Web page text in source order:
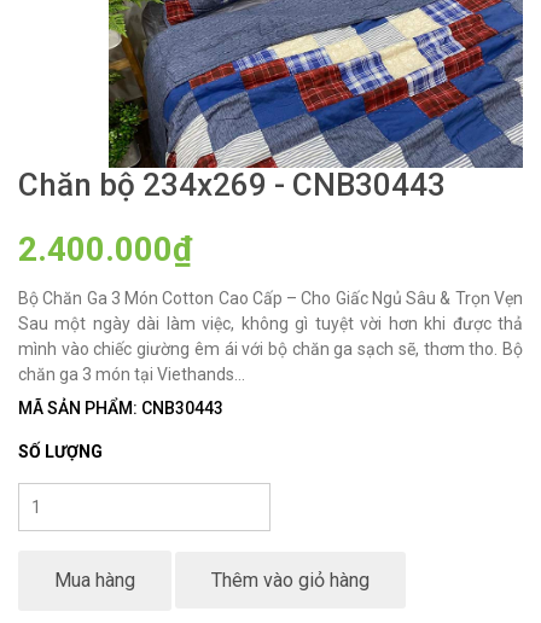
Chăn bộ 234x269 - CNB30443
2.400.000₫
Bộ Chăn Ga 3 Món Cotton Cao Cấp – Cho Giấc Ngủ Sâu & Trọn Vẹn
Sau một ngày dài làm việc, không gì tuyệt vời hơn khi được thả
mình vào chiếc giường êm ái với bộ chăn ga sạch sẽ, thơm tho. Bộ
chăn ga 3 món tại Viethands...
MÃ SẢN PHẨM: CNB30443
SỐ LƯỢNG
Mua hàng Thêm vào giỏ hàng